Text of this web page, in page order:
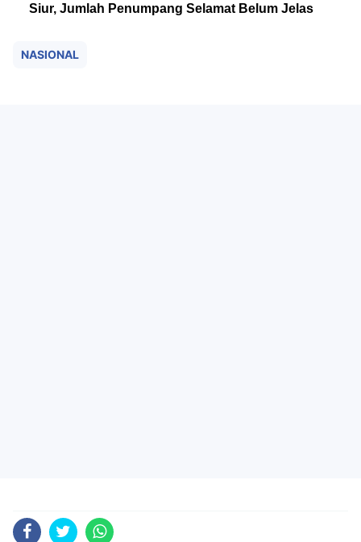
Siur, Jumlah Penumpang Selamat Belum Jelas
NASIONAL